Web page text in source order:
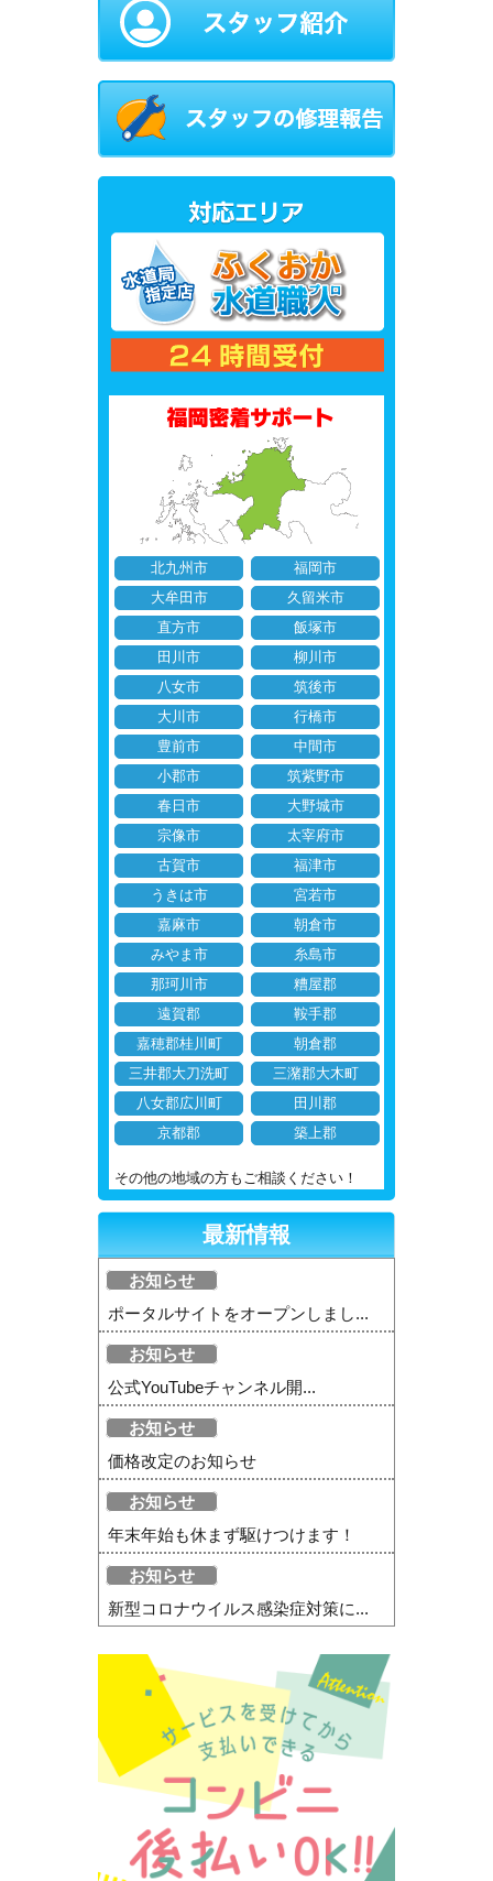
北九州市
福岡市
大牟田市
久留米市
直方市
飯塚市
田川市
柳川市
八女市
筑後市
大川市
行橋市
豊前市
中間市
小郡市
筑紫野市
春日市
大野城市
宗像市
太宰府市
古賀市
福津市
うきは市
宮若市
嘉麻市
朝倉市
みやま市
糸島市
那珂川市
糟屋郡
遠賀郡
鞍手郡
嘉穂郡桂川町
朝倉郡
三井郡大刀洗町
三潴郡大木町
八女郡広川町
田川郡
京都郡
築上郡
その他の地域の方もご相談ください！
最新情報
お知らせ
ポータルサイトをオープンしまし...
お知らせ
公式YouTubeチャンネル開...
お知らせ
価格改定のお知らせ
お知らせ
年末年始も休まず駆けつけます！
お知らせ
新型コロナウイルス感染症対策に...